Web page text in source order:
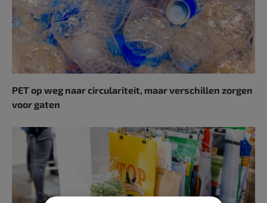
PET op weg naar circulariteit, maar verschillen zorgen
voor gaten